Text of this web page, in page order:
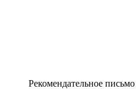
Рекомендательное